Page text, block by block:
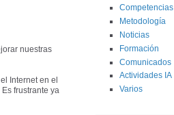
nuestras
Internet en el
frustrante ya
Competencias
Metodología
Noticias
Formación
Comunicados
Actividades IA
Varios